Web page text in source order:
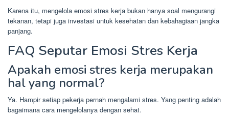
Karena itu, mengelola emosi stres kerja bukan hanya soal mengurangi
tekanan, tetapi juga investasi untuk kesehatan dan kebahagiaan jangka
panjang.
FAQ Seputar Emosi Stres Kerja
Apakah emosi stres kerja merupakan
hal yang normal?
Ya. Hampir setiap pekerja pernah mengalami stres. Yang penting adalah
bagaimana cara mengelolanya dengan sehat.